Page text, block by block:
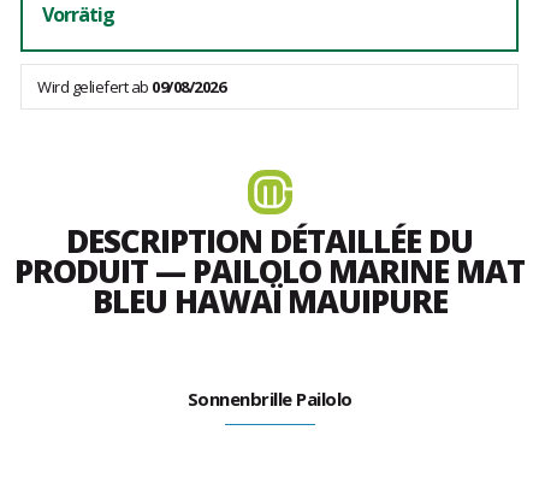
Vorrätig
Wird geliefert ab 09/08/2026
DESCRIPTION DÉTAILLÉE DU
PRODUIT — PAILOLO MARINE MAT
BLEU HAWAÏ MAUIPURE
Sonnenbrille Pailolo